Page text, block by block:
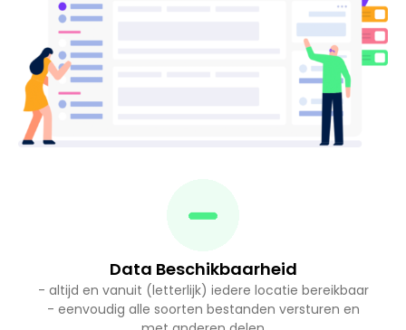
Data Beschikbaarheid
- altijd en vanuit (letterlijk) iedere locatie bereikbaar
- eenvoudig alle soorten bestanden versturen en